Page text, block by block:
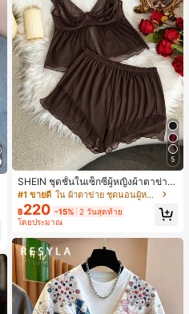
5
SHEIN ชุดชั้นในเซ็กซี่ผู้หญิงผ้าตาข่าย
มีโครงคัพบาง
#1 ขายดี ใน ผ้าตาข่าย ชุดนอนผู้หญิง
฿220 -15% 2 วันสุดท้าย
โดยประมาณ